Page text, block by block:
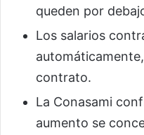
queden por
Los salarios
contrato.
La Conasami
aumento se